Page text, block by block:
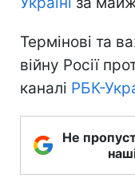
Термінові та
війну Росії
каналі РБК-
Не